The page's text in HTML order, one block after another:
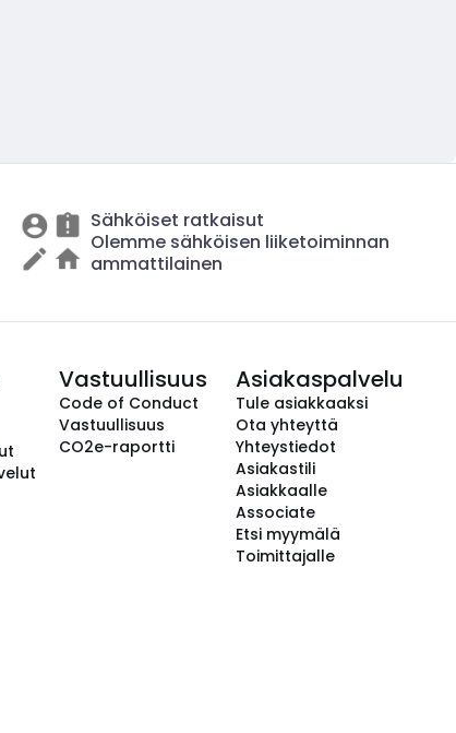
Sähköiset ratkaisut
Olemme sähköisen liiketoiminnan
ammattilainen
Vastuullisuus
Code of Conduct
Vastuullisuus
CO2e-raportti
Asiakaspalvelu
Tule asiakkaaksi
Ota yhteyttä
Yhteystiedot
Asiakastili
Asiakkaalle
Associate
Etsi myymälä
Toimittajalle